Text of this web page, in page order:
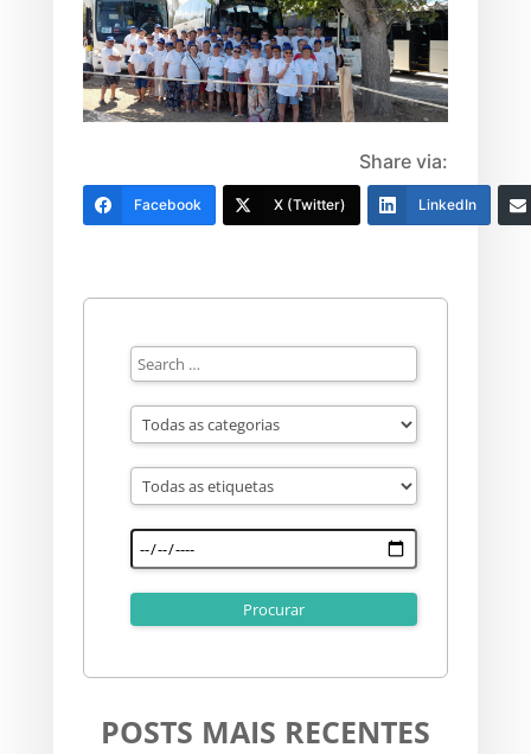
Share via:
Facebook X (Twitter) LinkedIn
POSTS MAIS RECENTES